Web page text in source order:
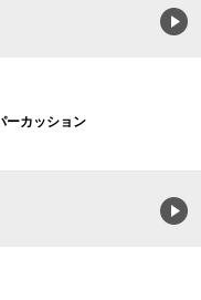
ーカッション